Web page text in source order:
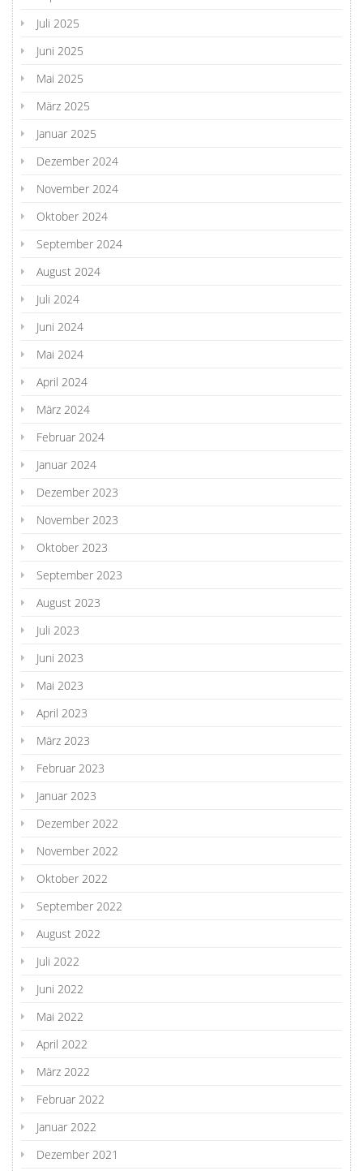
Juli 2025
Juni 2025
Mai 2025
März 2025
Januar 2025
Dezember 2024
November 2024
Oktober 2024
September 2024
August 2024
Juli 2024
Juni 2024
Mai 2024
April 2024
März 2024
Februar 2024
Januar 2024
Dezember 2023
November 2023
Oktober 2023
September 2023
August 2023
Juli 2023
Juni 2023
Mai 2023
April 2023
März 2023
Februar 2023
Januar 2023
Dezember 2022
November 2022
Oktober 2022
September 2022
August 2022
Juli 2022
Juni 2022
Mai 2022
April 2022
März 2022
Februar 2022
Januar 2022
Dezember 2021